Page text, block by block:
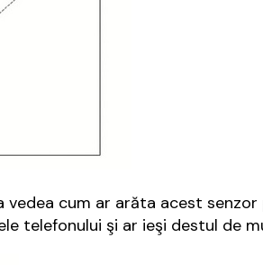
cum ar arăta acest
telefonului şi ar ieşi destul de